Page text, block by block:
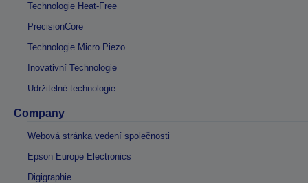
Technologie Heat-Free
PrecisionCore
Technologie Micro Piezo
Inovativní Technologie
Udržitelné technologie
Company
Webová stránka vedení společnosti
Epson Europe Electronics
Digigraphie